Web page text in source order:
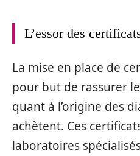
L’essor des
La mise en place de
pour but de rassurer
quant à l’origine des
achètent. Ces
laboratoires